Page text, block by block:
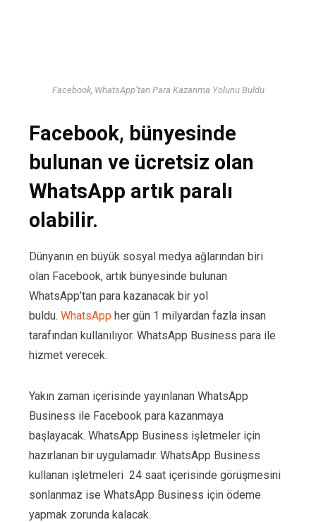
Facebook, WhatsApp’tan Para Kazanma Yolunu Buldu
Facebook, bünyesinde
bulunan ve ücretsiz olan
WhatsApp artık paralı
olabilir.
Dünyanın en büyük sosyal medya ağlarından biri
olan Facebook, artık bünyesinde bulunan
WhatsApp’tan para kazanacak bir yol
buldu. WhatsApp her gün 1 milyardan fazla insan
tarafından kullanılıyor. WhatsApp Business para ile
hizmet verecek.
Yakın zaman içerisinde yayınlanan WhatsApp
Business ile Facebook para kazanmaya
başlayacak. WhatsApp Business işletmeler için
hazırlanan bir uygulamadır. WhatsApp Business
kullanan işletmeleri 24 saat içerisinde görüşmesini
sonlanmaz ise WhatsApp Business için ödeme
yapmak zorunda kalacak.